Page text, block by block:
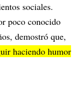
sociales.
poco conocido
demostró que,
haciendo humor